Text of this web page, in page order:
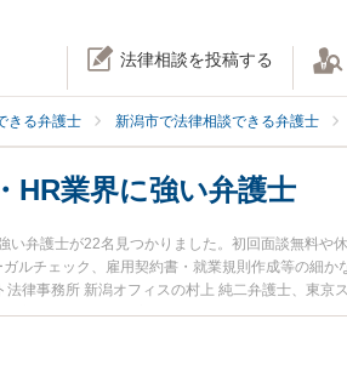
法律相談を投稿する
きる弁護士 新潟市で法律相談できる弁護士
HR業界に強い弁護士
い弁護士が22名見つかりました。初回面談無料
ルチェック、雇用契約書・就業規則作成等の細
律事務所 新潟オフィスの村上 純二弁護士、東
市中央区で土日や夜間に発生した人材・HR業
談無料で人材・HR業界を法律相談できる新潟市